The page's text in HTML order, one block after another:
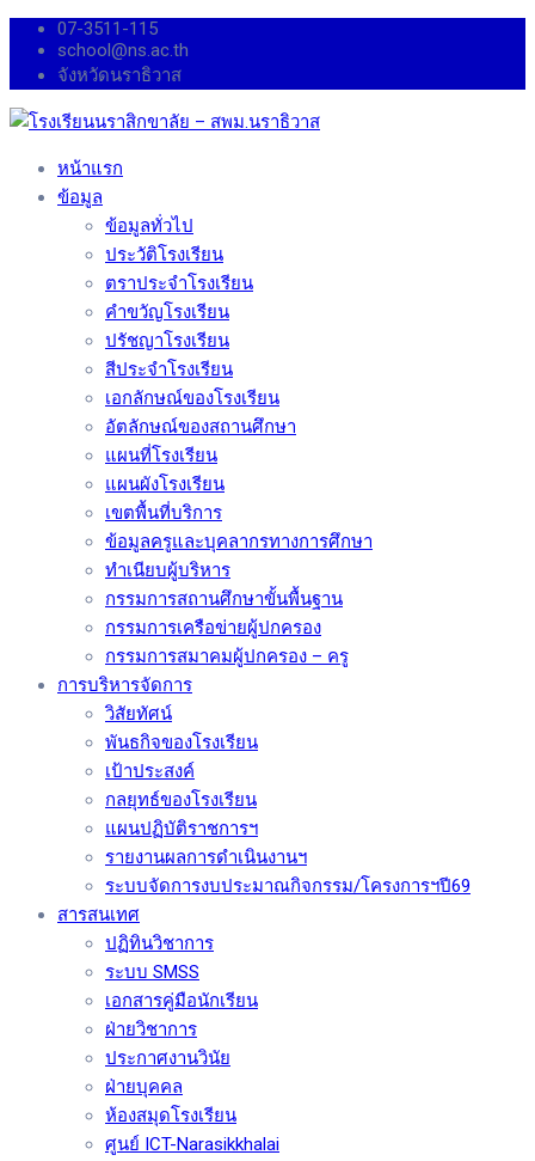
07-3511-115
school@ns.ac.th
จังหวัดนราธิวาส
หน้าแรก
ข้อมูล
ข้อมูลทั่วไป
ประวัติโรงเรียน
ตราประจำโรงเรียน
คำขวัญโรงเรียน
ปรัชญาโรงเรียน
สีประจำโรงเรียน
เอกลักษณ์ของโรงเรียน
อัตลักษณ์ของสถานศึกษา
แผนที่โรงเรียน
แผนผังโรงเรียน
เขตพื้นที่บริการ
ข้อมูลครูและบุคลากรทางการศึกษา
ทำเนียบผู้บริหาร
กรรมการสถานศึกษาขั้นพื้นฐาน
กรรมการเครือข่ายผู้ปกครอง
กรรมการสมาคมผู้ปกครอง – ครู
การบริหารจัดการ
วิสัยทัศน์
พันธกิจของโรงเรียน
เป้าประสงค์
กลยุทธ์ของโรงเรียน
แผนปฏิบัติราชการฯ
รายงานผลการดำเนินงานฯ
ระบบจัดการงบประมาณกิจกรรม/โครงการฯปี69
สารสนเทศ
ปฏิทินวิชาการ
ระบบ SMSS
เอกสารคู่มือนักเรียน
ฝ่ายวิชาการ
ประกาศงานวินัย
ฝ่ายบุคคล
ห้องสมุดโรงเรียน
ศูนย์ ICT-Narasikkhalai